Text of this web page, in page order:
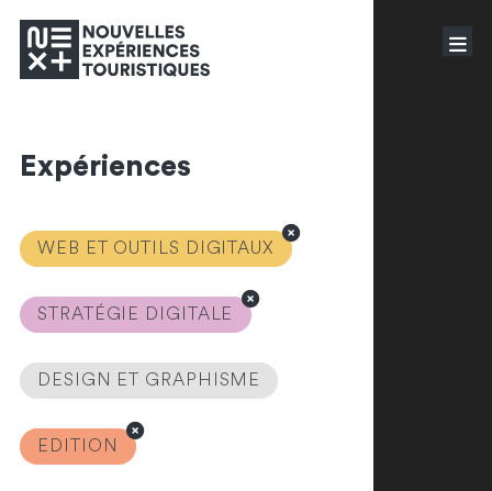
Expériences
WEB ET OUTILS DIGITAUX
STRATÉGIE DIGITALE
DESIGN ET GRAPHISME
EDITION